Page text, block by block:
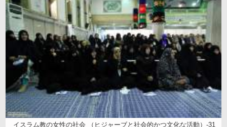
イスラム教の女性の社会 （ヒジャーブと社会的かつ文化な活動）-31